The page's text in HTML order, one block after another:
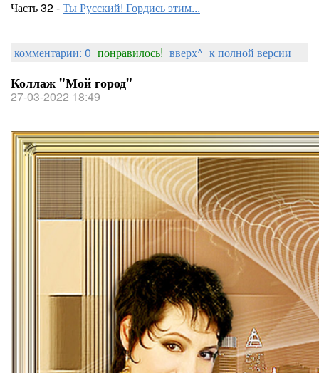
Часть 32 -Ты Русский! Гордись этим...
комментарии: 0 понравилось! вверх^ к полной версии
Коллаж "Мой город"
27-03-2022 18:49